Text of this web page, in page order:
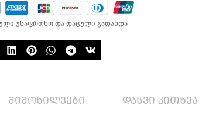
უსაფრთხო და დაცული გადახდა
მიმოხილვები დასვი კითხვა